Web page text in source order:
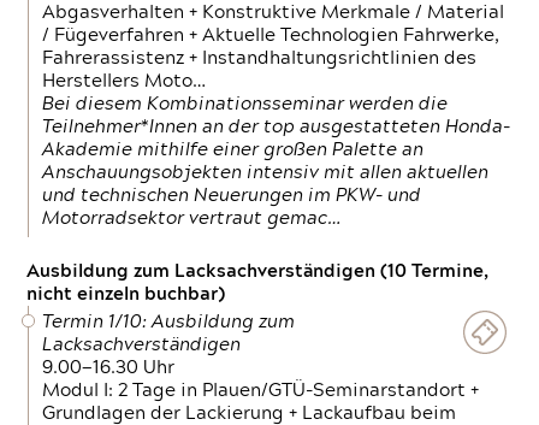
Abgasverhalten + Konstruktive Merkmale / Material
/ Fügeverfahren + Aktuelle Technologien Fahrwerke,
Fahrerassistenz + Instandhaltungsrichtlinien des
Herstellers Moto…
Bei diesem Kombinationsseminar werden die
Teilnehmer*Innen an der top ausgestatteten Honda-
Akademie mithilfe einer großen Palette an
Anschauungsobjekten intensiv mit allen aktuellen
und technischen Neuerungen im PKW- und
Motorradsektor vertraut gemac…
Ausbildung zum Lacksachverständigen (10 Termine,
nicht einzeln buchbar)
Termin 1/10: Ausbildung zum
Lacksachverständigen
9.00—16.30 Uhr
Modul I: 2 Tage in Plauen/GTÜ-Seminarstandort +
Grundlagen der Lackierung + Lackaufbau beim